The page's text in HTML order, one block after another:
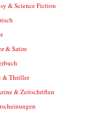
& Science Fiction
& Satire
& Thriller
& Zeitschriften